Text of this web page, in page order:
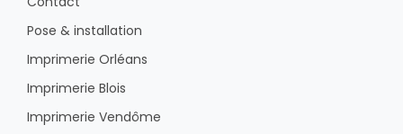
Pose & installation
Imprimerie Orléans
Imprimerie Blois
Imprimerie Vendôme